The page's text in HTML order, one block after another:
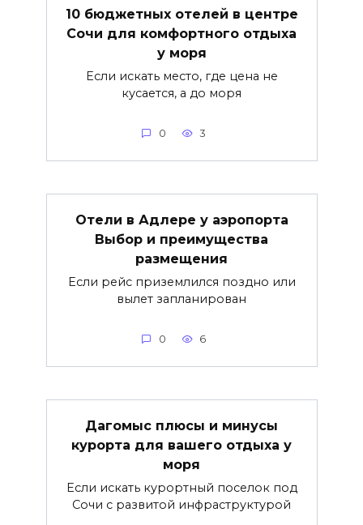
10 бюджетных отелей в центре
Сочи для комфортного отдыха
у моря
Если искать место, где цена не
кусается, а до моря
0 3
Отели в Адлере у аэропорта
Выбор и преимущества
размещения
Если рейс приземлился поздно или
вылет запланирован
0 6
Дагомыс плюсы и минусы
курорта для вашего отдыха у
моря
Если искать курортный поселок под
Сочи с развитой инфраструктурой